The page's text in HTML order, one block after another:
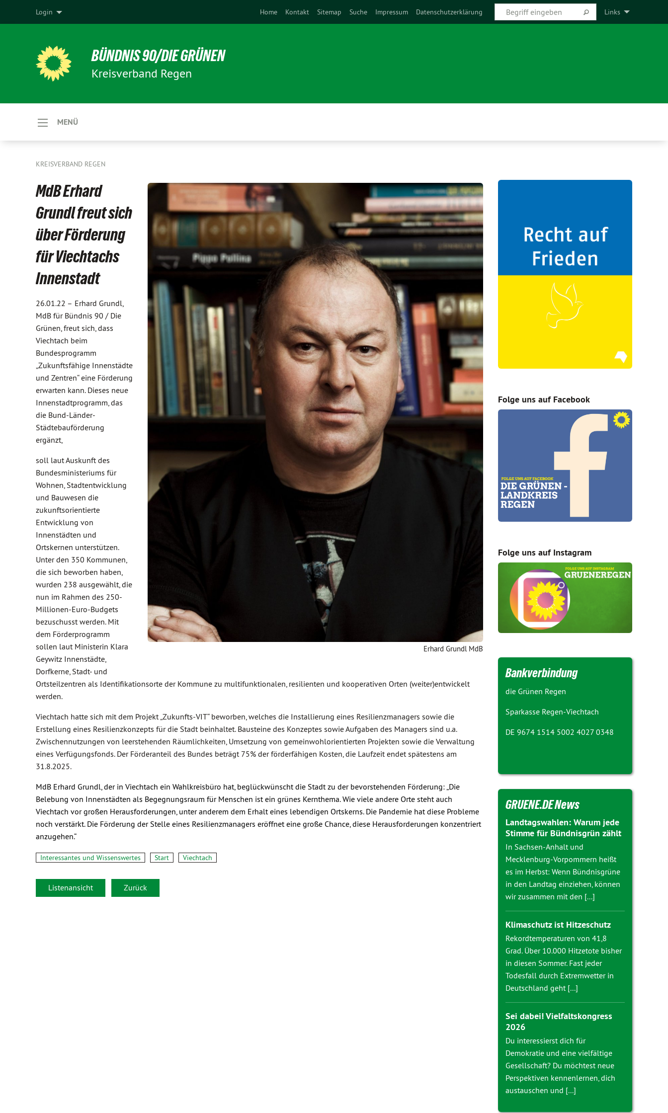
Links
Home Kontakt Sitemap Suche Impressum Datenschutzerklärung
Login
BÜNDNIS 90/DIE GRÜNEN
Kreisverband Regen
MENÜ
KREISVERBAND REGEN
Erhard Grundl MdB
MdB Erhard
Grundl freut sich
über Förderung
für Viechtachs
Innenstadt
26.01.22 – Erhard Grundl,
MdB für Bündnis 90 / Die
Grünen, freut sich, dass
Viechtach beim
Bundesprogramm
„Zukunftsfähige Innenstädte
und Zentren“ eine Förderung
erwarten kann. Dieses neue
Innenstadtprogramm, das
die Bund-Länder-
Städtebauförderung
ergänzt,
soll laut Auskunft des
Bundesministeriums für
Wohnen, Stadtentwicklung
und Bauwesen die
zukunftsorientierte
Entwicklung von
Innenstädten und
Ortskernen unterstützen.
Unter den 350 Kommunen,
die sich beworben haben,
wurden 238 ausgewählt, die
nun im Rahmen des 250-
Millionen-Euro-Budgets
bezuschusst werden. Mit
dem Förderprogramm
sollen laut Ministerin Klara
Geywitz Innenstädte,
Dorfkerne, Stadt- und
Ortsteilzentren als Identifikationsorte der Kommune zu multifunktionalen, resilienten und kooperativen Orten (weiter)entwickelt
werden.
Viechtach hatte sich mit dem Projekt „Zukunfts-VIT“ beworben, welches die Installierung eines Resilienzmanagers sowie die
Erstellung eines Resilienzkonzepts für die Stadt beinhaltet. Bausteine des Konzeptes sowie Aufgaben des Managers sind u.a.
Zwischennutzungen von leerstehenden Räumlichkeiten, Umsetzung von gemeinwohlorientierten Projekten sowie die Verwaltung
eines Verfügungsfonds. Der Förderanteil des Bundes beträgt 75% der förderfähigen Kosten, die Laufzeit endet spätestens am
31.8.2025.
MdB Erhard Grundl, der in Viechtach ein Wahlkreisbüro hat, beglückwünscht die Stadt zu der bevorstehenden Förderung: „Die
Belebung von Innenstädten als Begegnungsraum für Menschen ist ein grünes Kernthema. Wie viele andere Orte steht auch
Viechtach vor großen Herausforderungen, unter anderem dem Erhalt eines lebendigen Ortskerns. Die Pandemie hat diese Probleme
noch verstärkt. Die Förderung der Stelle eines Resilienzmanagers eröffnet eine große Chance, diese Herausforderungen konzentriert
anzugehen.“
Interessantes und Wissenswertes Start Viechtach
Listenansicht Zurück
Folge uns auf Facebook
Folge uns auf Instagram
Bankverbindung
die Grünen Regen
Sparkasse Regen-Viechtach
DE 9674 1514 5002 4027 0348
GRUENE.DE News
Landtagswahlen: Warum jede
Stimme für Bündnisgrün zählt
In Sachsen-Anhalt und
Mecklenburg-Vorpommern heißt
es im Herbst: Wenn Bündnisgrüne
in den Landtag einziehen, können
wir zusammen mit den [...]
Klimaschutz ist Hitzeschutz
Rekordtemperaturen von 41,8
Grad. Über 10.000 Hitzetote bisher
in diesen Sommer. Fast jeder
Todesfall durch Extremwetter in
Deutschland geht [...]
Sei dabei! Vielfaltskongress
2026
Du interessierst dich für
Demokratie und eine vielfältige
Gesellschaft? Du möchtest neue
Perspektiven kennenlernen, dich
austauschen und [...]